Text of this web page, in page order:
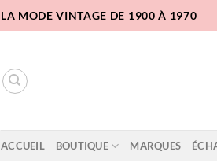
LA MODE VINTAGE DE 1900 À 1970
ACCUEIL BOUTIQUE MARQUES